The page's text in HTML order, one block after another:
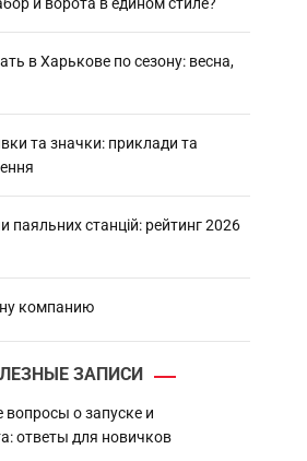
в Харькове по сезону: весна,
та значки: приклади та
паяльних станцій: рейтинг 2026
компанию
ЗАПИСИ
о запуске и
ответы для новичков